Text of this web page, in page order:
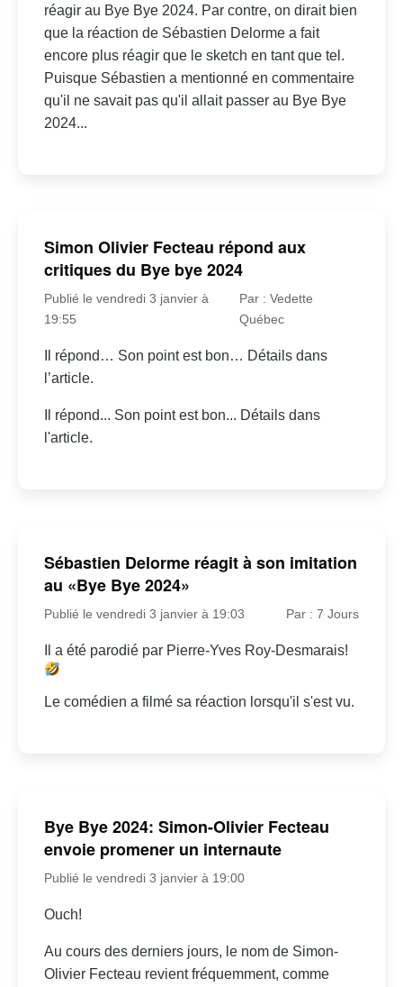
réagir au Bye Bye 2024. Par contre, on dirait bien
que la réaction de Sébastien Delorme a fait
encore plus réagir que le sketch en tant que tel.
Puisque Sébastien a mentionné en commentaire
qu'il ne savait pas qu'il allait passer au Bye Bye
2024...
Simon Olivier Fecteau répond aux
critiques du Bye bye 2024
Publié le vendredi 3 janvier à
19:55
Par : Vedette
Québec
Il répond… Son point est bon… Détails dans
l’article.
Il répond... Son point est bon... Détails dans
l'article.
Sébastien Delorme réagit à son imitation
au «Bye Bye 2024»
Publié le vendredi 3 janvier à 19:03 Par : 7 Jours
Il a été parodié par Pierre-Yves Roy-Desmarais!
Le comédien a filmé sa réaction lorsqu'il s'est vu.
Bye Bye 2024: Simon-Olivier Fecteau
envoie promener un internaute
Publié le vendredi 3 janvier à 19:00
Ouch!
Au cours des derniers jours, le nom de Simon-
Olivier Fecteau revient fréquemment, comme